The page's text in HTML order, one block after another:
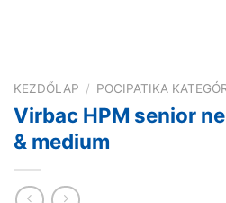
KEZDŐLAP / POCIPATIKA
Virbac HPM senior
& medium